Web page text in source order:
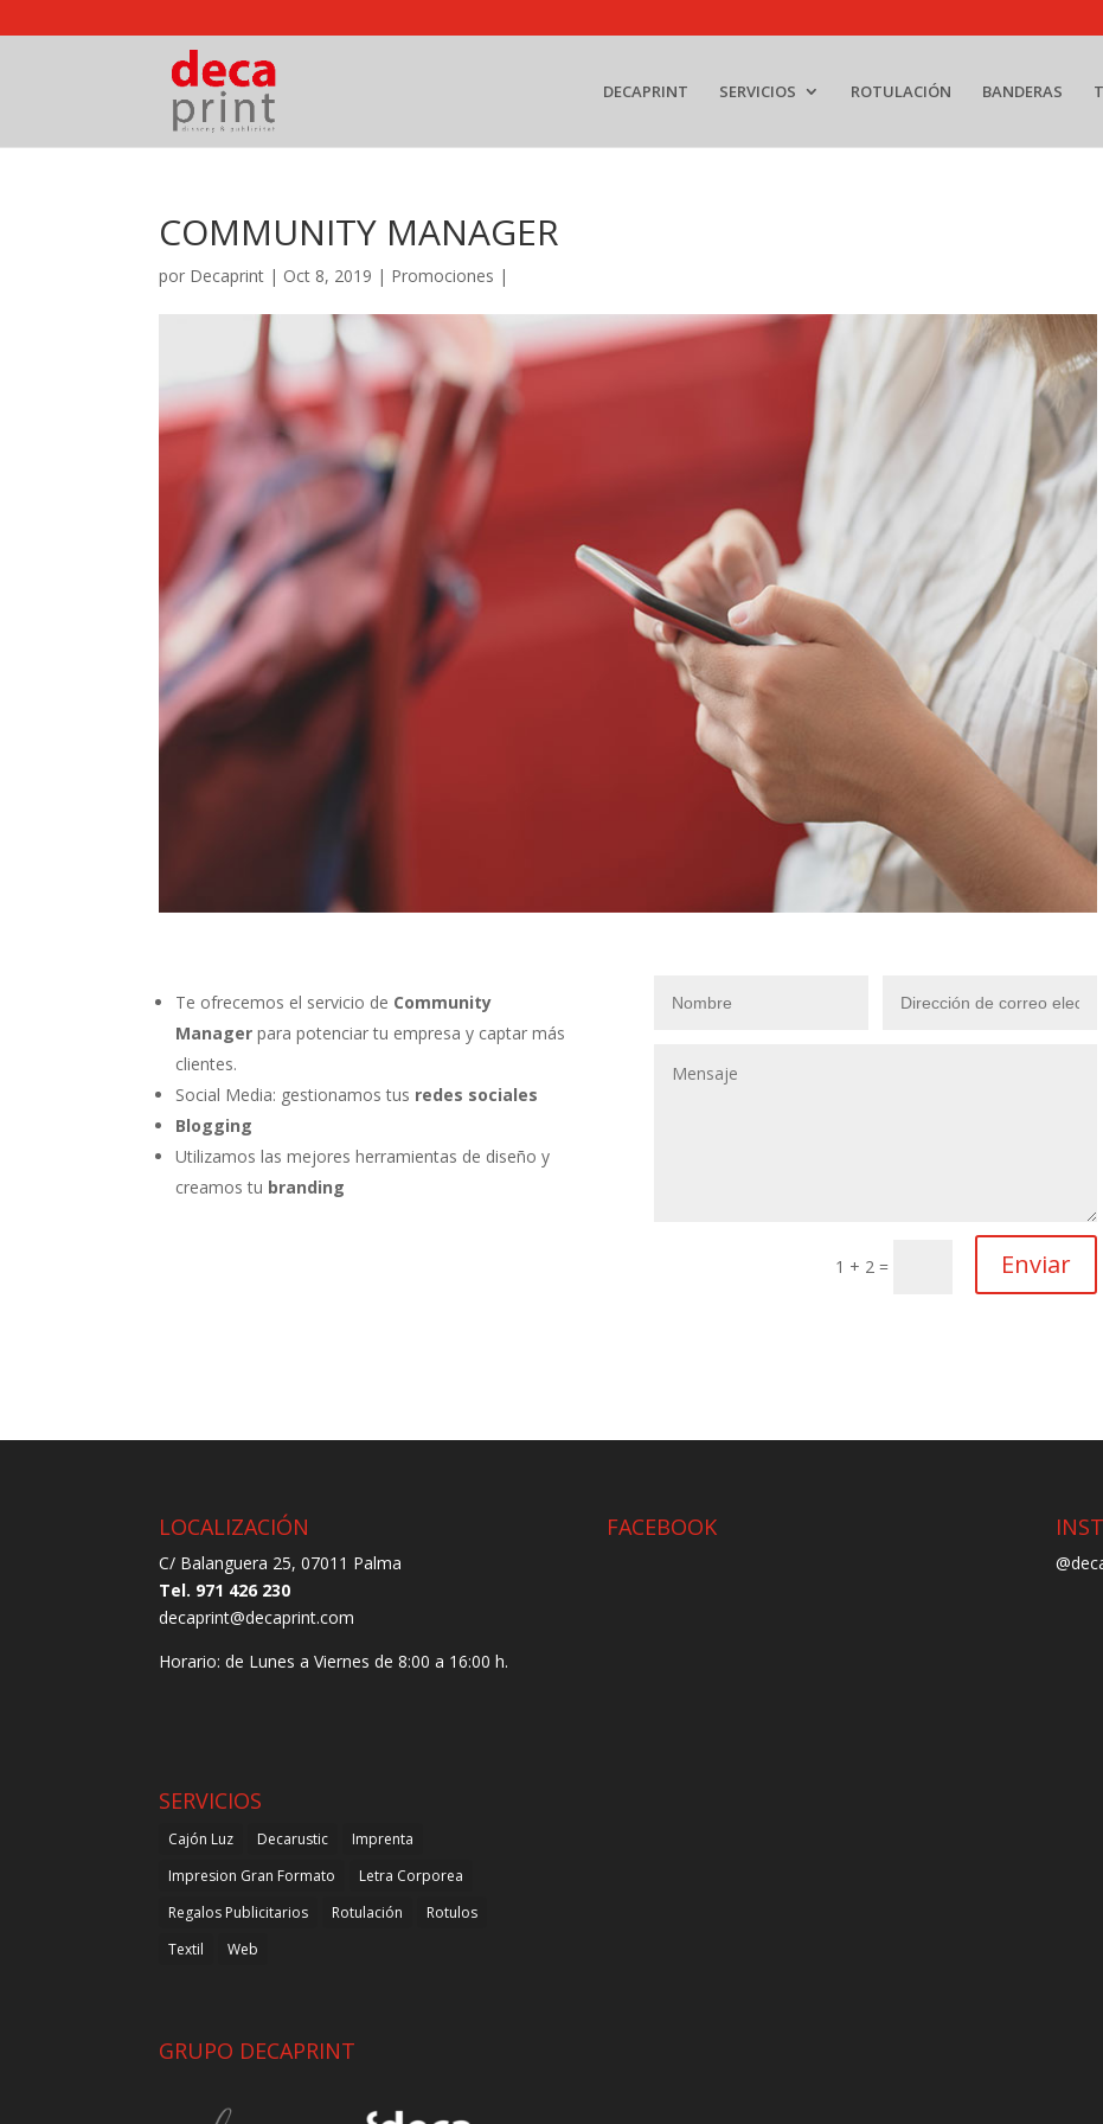
DECAPRINT SERVICIOS ROTULACIÓN BANDERAS
COMMUNITY MANAGER
por Decaprint | Oct 8, 2019 | Promociones |
Te ofrecemos el servicio de Community
Manager para potenciar tu empresa y captar más
clientes.
Social Media: gestionamos tus redes sociales
Blogging
Utilizamos las mejores herramientas de diseño y
creamos tu branding
1 + 2 = Enviar
LOCALIZACIÓN
C/ Balanguera 25, 07011 Palma
Tel. 971 426 230
decaprint@decaprint.com
Horario: de Lunes a Viernes de 8:00 a 16:00 h.
SERVICIOS
Cajón Luz Decarustic
Imprenta
Impresion Gran Formato
Letra Corporea
Regalos Publicitarios
Rotulación
Rotulos
Textil
Web
GRUPO DECAPRINT
FACEBOOK